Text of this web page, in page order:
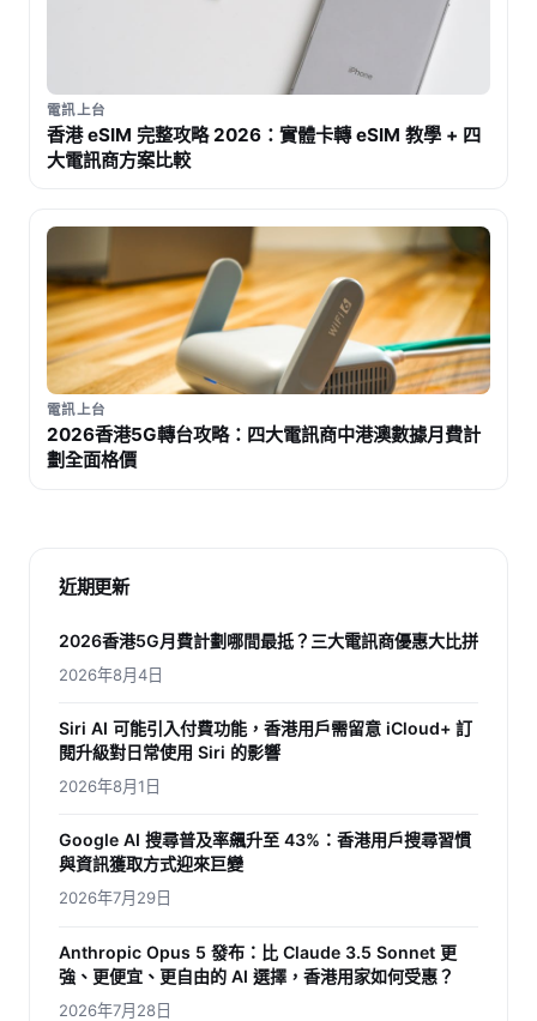
電訊上台
香港 eSIM 完整攻略 2026：實體卡轉 eSIM 教學 + 四
大電訊商方案比較
電訊上台
2026香港5G轉台攻略：四大電訊商中港澳數據月費計
劃全面格價
近期更新
2026香港5G月費計劃哪間最抵？三大電訊商優惠大比拼
2026年8月4日
Siri AI 可能引入付費功能，香港用戶需留意 iCloud+ 訂
閱升級對日常使用 Siri 的影響
2026年8月1日
Google AI 搜尋普及率飆升至 43%：香港用戶搜尋習慣
與資訊獲取方式迎來巨變
2026年7月29日
Anthropic Opus 5 發布：比 Claude 3.5 Sonnet 更
強、更便宜、更自由的 AI 選擇，香港用家如何受惠？
2026年7月28日